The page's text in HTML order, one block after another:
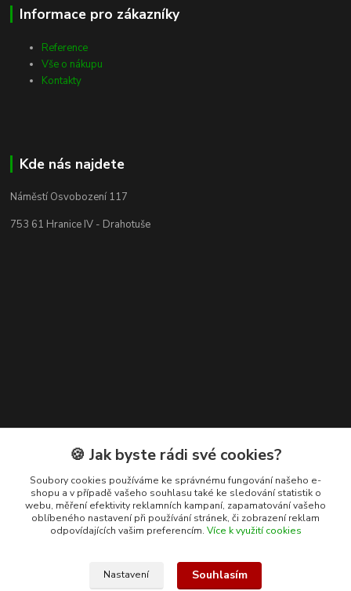
Informace pro zákazníky
Reference
Vše o nákupu
Kontakty
Kde nás najdete
Náměstí Osvobození 117
753 61 Hranice IV - Drahotuše
Kontakty
+420 608 400 554
(Po-Pá, 8-15 hod.)
ekohas@ekohas.cz
🍪 Jak byste rádi své cookies?
Soubory cookies používáme ke správnému fungování našeho e-
shopu a v případě vašeho souhlasu také ke sledování statistik o
webu, měření efektivity reklamních kampaní, zapamatování vašeho
oblíbeného nastavení při používání stránek, či zobrazení reklam
odpovídajících vašim preferencím. Více k využití cookies
Nastavení Souhlasím